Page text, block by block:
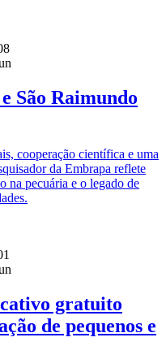
São Raimundo
cooperação científica e uma
da Embrapa reflete
na pecuária e o legado de
gratuito
de pequenos e